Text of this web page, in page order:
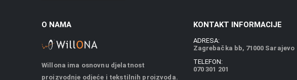
O NAMA
Willona ima osnovnu djelatnost
proizvodnje odjeće i tekstilnih proizvoda.
KONTAKT INFORMACIJE
ADRESA:
Zagrebačka bb, 71000 Sarajevo
TELEFON:
070 301 201